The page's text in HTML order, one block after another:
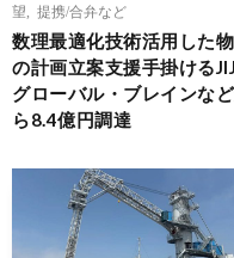
望
提携/合弁など
数理最適化技術活用した
の計画立案支援手掛けるJIJ
グローバル・ブレインな
ら8.4億円調達